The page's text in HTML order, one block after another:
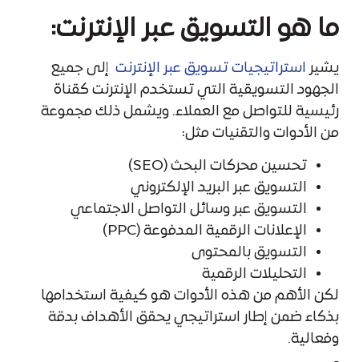
ما هو التسويق عبر الإنترنت:
يشير استراتيجيات تسويق عبر الإنترنت إلى جميع
الجهود التسويقية التي تستخدم الإنترنت كقناة
رئيسية للتواصل مع العملاء. ويشمل ذلك مجموعة
من الأدوات والتقنيات مثل:
تحسين محركات البحث (SEO)
التسويق عبر البريد الإلكتروني
التسويق عبر وسائل التواصل الاجتماعي
الإعلانات الرقمية المدفوعة (PPC)
التسويق بالمحتوى
التحليلات الرقمية
لكن الأهم من هذه الأدوات هو كيفية استخدامها
بذكاء ضمن إطار استراتيجي يحقق الأهداف بدقة
وفعالية.